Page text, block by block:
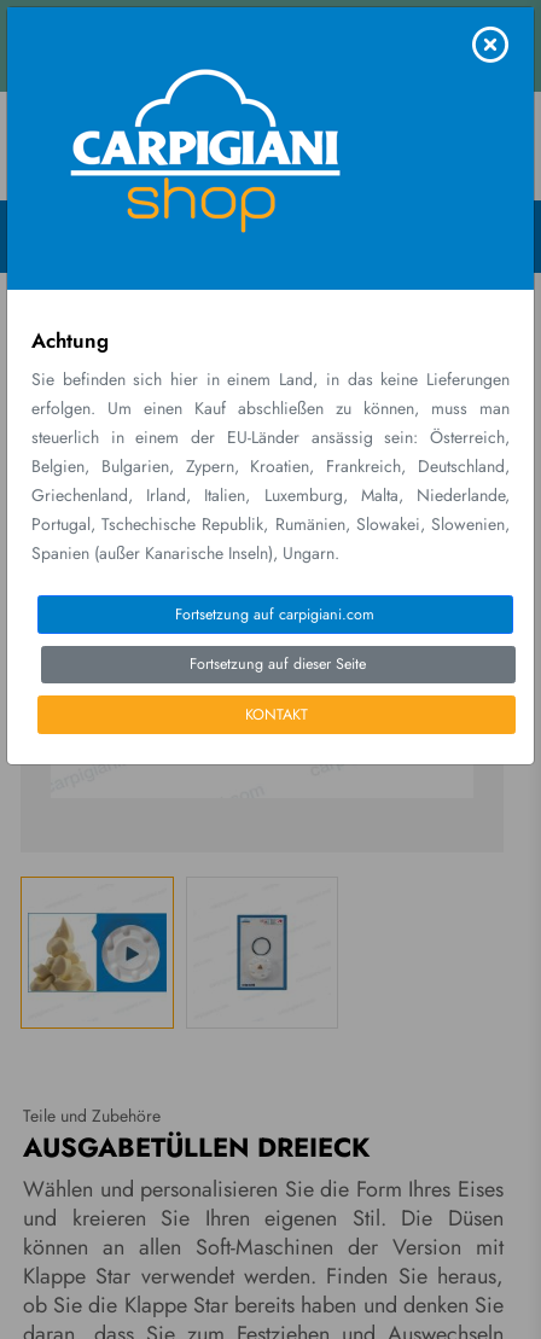
Lassen Sie Ihre
Kontaktieren Sie
Menu Open
Achtung
Sie befinden sich hier in einem Land, in das keine Lieferungen
erfolgen. Um einen Kauf abschließen zu können, muss man
steuerlich in einem der EU-Länder ansässig sein: Österreich,
Belgien, Bulgarien, Zypern, Kroatien, Frankreich, Deutschland,
Griechenland, Irland, Italien, Luxemburg, Malta, Niederlande,
Portugal, Tschechische Republik, Rumänien, Slowakei, Slowenien,
Spanien (außer Kanarische Inseln), Ungarn.
Fortsetzung auf carpigiani.com
Fortsetzung auf dieser Seite
KONTAKT
Parti e
Teile und Zubehöre
AUSGABETÜLLEN DREIECK
Wählen und personalisieren Sie die Form Ihres Eises
und kreieren Sie Ihren eigenen Stil. Die Düsen
können an allen Soft-Maschinen der Version mit
Klappe Star verwendet werden. Finden Sie heraus,
ob Sie die Klappe Star bereits haben und denken Sie